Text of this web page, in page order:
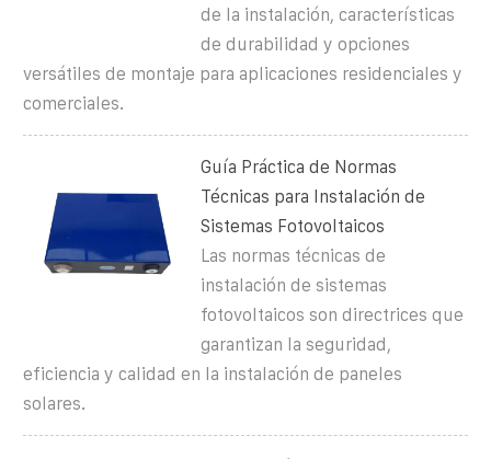
de la instalación, características
de durabilidad y opciones
versátiles de montaje para aplicaciones residenciales y
comerciales.
Guía Práctica de Normas
Técnicas para Instalación de
Sistemas Fotovoltaicos
Las normas técnicas de
instalación de sistemas
fotovoltaicos son directrices que
garantizan la seguridad,
eficiencia y calidad en la instalación de paneles
solares.